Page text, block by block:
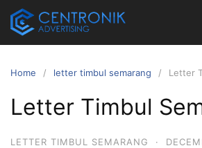
Skip
content
Home letter timbul semarang Letter
Letter Timbul
LETTER TIMBUL SEMARANG ·